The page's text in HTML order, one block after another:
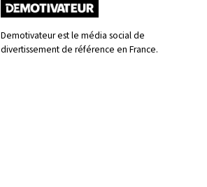
Demotivateur est le média social de
divertissement de référence en France.